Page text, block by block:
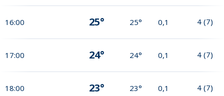
16:00 25° 25° 0,1 4 (7)
17:00 24° 24° 0,1 4 (7)
18:00 23° 23° 0,1 4 (7)